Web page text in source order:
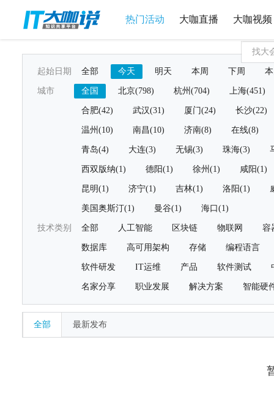
热门活动 大咖直播 大咖视频
起始日期 全部 今天 明天 本周 下周
城市 全国 北京(798) 杭州(704) 上海(451)
合肥(42) 武汉(31) 厦门(24) 长沙(22)
温州(10) 南昌(10) 济南(8) 在线(8)
青岛(4) 大连(3) 无锡(3) 珠海(3)
西双版纳(1) 德阳(1) 徐州(1) 咸阳(1)
昆明(1) 济宁(1) 吉林(1) 洛阳(1)
美国奥斯汀(1) 曼谷(1) 海口(1)
技术类别 全部 人工智能 区块链 物联网 容
数据库 高可用架构 存储 编程语言
软件研发 IT运维 产品 软件测试
名家分享 职业发展 解决方案 智能硬
全部 最新发布